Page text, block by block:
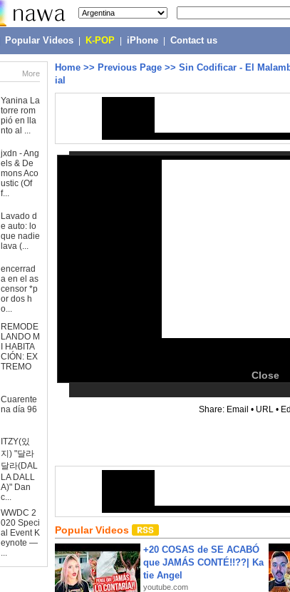
Popular Videos K-POP iPhone Contact us
More
Yanina La
torre rom
pió en lla
nto al ...
jxdn - Ang
els & De
mons Aco
ustic (Of
f...
Lavado d
e auto: lo
que nadie
lava (...
encerrad
a en el as
censor *p
or dos h
o...
REMODE
LANDO M
I HABITA
CIÓN: EX
TREMO
Cuarente
na día 96
ITZY(있
지) "달라
달라(DAL
LA DALL
A)" Dan
c...
WWDC 2
020 Speci
al Event K
eynote —
...
Home >> Previous Page >> Sin Codificar - El
ial
Close
Share: Email • URL •
Popular Videos
+20 COSAS de SE ACABÓ
que JAMÁS CONTÉ!!??| Ka
tie Angel
youtube.com